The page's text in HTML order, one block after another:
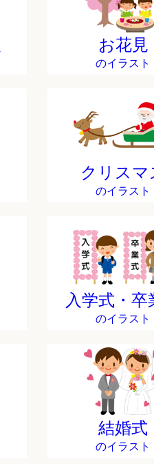
お花見
のイラスト
クリスマ
のイラスト
入学式・卒
のイラスト
結婚式
のイラスト